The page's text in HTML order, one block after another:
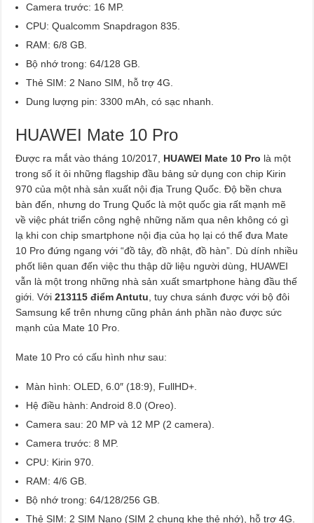
Camera trước: 16 MP.
CPU: Qualcomm Snapdragon 835.
RAM: 6/8 GB.
Bộ nhớ trong: 64/128 GB.
Thẻ SIM: 2 Nano SIM, hỗ trợ 4G.
Dung lượng pin: 3300 mAh, có sạc nhanh.
HUAWEI Mate 10 Pro
Được ra mắt vào tháng 10/2017, HUAWEI Mate 10 Pro là một
trong số ít ỏi những flagship đầu bảng sử dụng con chip Kirin
970 của một nhà sản xuất nội địa Trung Quốc. Độ bền chưa
bàn đến, nhưng do Trung Quốc là một quốc gia rất mạnh mẽ
về việc phát triển công nghệ những năm qua nên không có gì
lạ khi con chip smartphone nội địa của họ lại có thể đưa Mate
10 Pro đứng ngang với “đồ tây, đồ nhật, đồ hàn”. Dù dính nhiều
phốt liên quan đến việc thu thập dữ liệu người dùng, HUAWEI
vẫn là một trong những nhà sản xuất smartphone hàng đầu thế
giới. Với213115 điểm Antutu , tuy chưa sánh được với bộ đôi
Samsung kể trên nhưng cũng phản ánh phần nào được sức
mạnh của Mate 10 Pro.
Mate 10 Pro có cấu hình như sau:
Màn hình: OLED, 6.0″ (18:9), FullHD+.
Hệ điều hành: Android 8.0 (Oreo).
Camera sau: 20 MP và 12 MP (2 camera).
Camera trước: 8 MP.
CPU: Kirin 970.
RAM: 4/6 GB.
Bộ nhớ trong: 64/128/256 GB.
Thẻ SIM: 2 SIM Nano (SIM 2 chung khe thẻ nhớ), hỗ trợ 4G.